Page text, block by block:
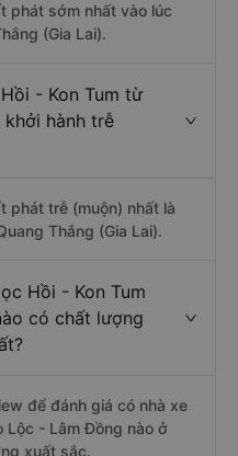
phát sớm nhất vào lúc
(Gia Lai).
- Kon Tum từ
hành trễ
phát trễ (muộn) nhất là
Thắng (Gia Lai).
Hồi - Kon Tum
có chất lượng
để đánh giá có nhà xe
Lộc - Lâm Đồng nào ở
xuất sắc.